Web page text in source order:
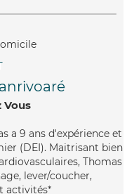
Vous
a 9 ans d'expérience et
(DEI). Maitrisant bien
Thomas
lever/coucher,
activités*